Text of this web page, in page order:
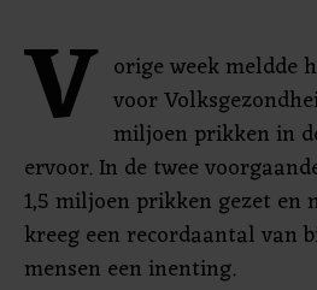
V orige week meldde
voor
miljoen prikken in
ervoor. In de twee
1,5 miljoen prikken gezet en
kreeg een recordaantal van
mensen een inenting.